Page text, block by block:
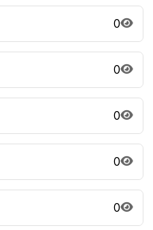
0
0
0
0
0